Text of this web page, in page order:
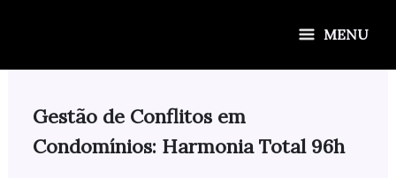
MENU
Gestão de Conflitos em
Condomínios: Harmonia Total 96h